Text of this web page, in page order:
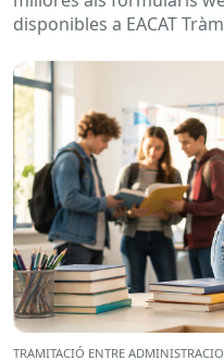
disponibles a EACAT
TRAMITACIÓ ENTRE